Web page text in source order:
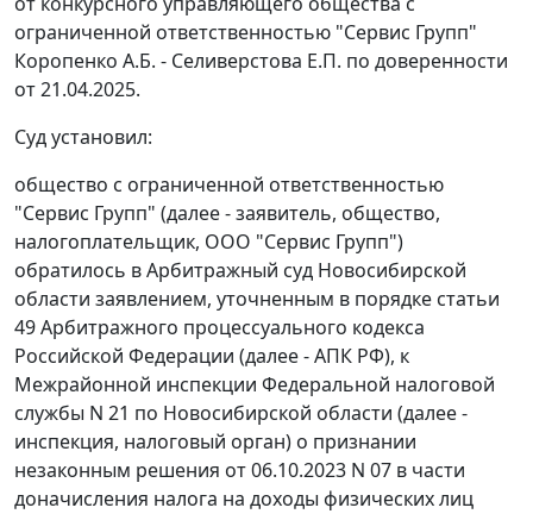
ограниченной ответственностью "Сервис Групп"
Коропенко А.Б. - Селиверстова Е.П. по доверенности
от 21.04.2025.
Суд установил:
общество с ограниченной ответственностью
"Сервис Групп" (далее - заявитель, общество,
налогоплательщик, ООО "Сервис Групп")
обратилось в Арбитражный суд Новосибирской
области заявлением, уточненным в порядке статьи
49 Арбитражного процессуального кодекса
Российской Федерации (далее - АПК РФ), к
Межрайонной инспекции Федеральной налоговой
службы N 21 по Новосибирской области (далее -
инспекция, налоговый орган) о признании
незаконным решения от 06.10.2023 N 07 в части
доначисления налога на доходы физических лиц